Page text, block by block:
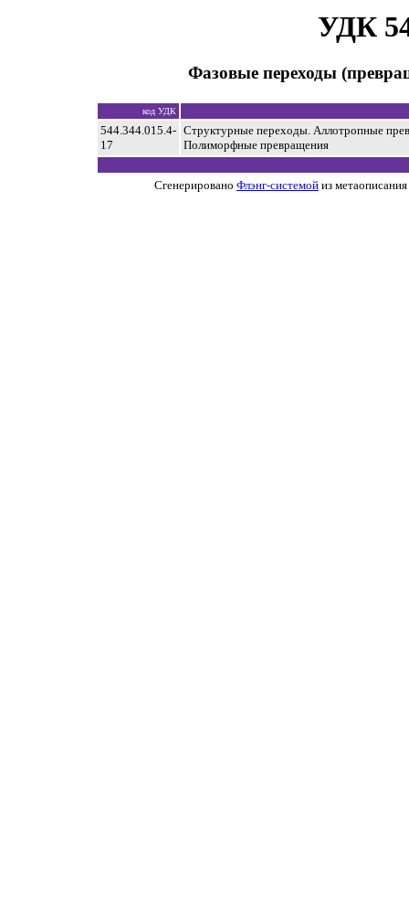
УДК
Фазовые переходы
код УДК
544.344.015.4-
17
Структурные переходы. Аллотропные
Полиморфные превращения
Сгенерировано Флэнг-системой из